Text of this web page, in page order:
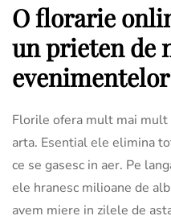
O florarie
un prieten de
Florile ofera mult mai
arta. Esential ele elimina
ce se gasesc in aer. Pe
ele hranesc milioane de
avem miere in zilele de